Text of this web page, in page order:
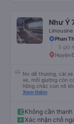
Như Ý
Phan
5 giờ
Huyện
Nv dễ thương, cái
xe, mỗi giường còn
hồng chắc con nít
cả bàn chải đánh
Xem thêm
Không cần
Xác nhận chỗ